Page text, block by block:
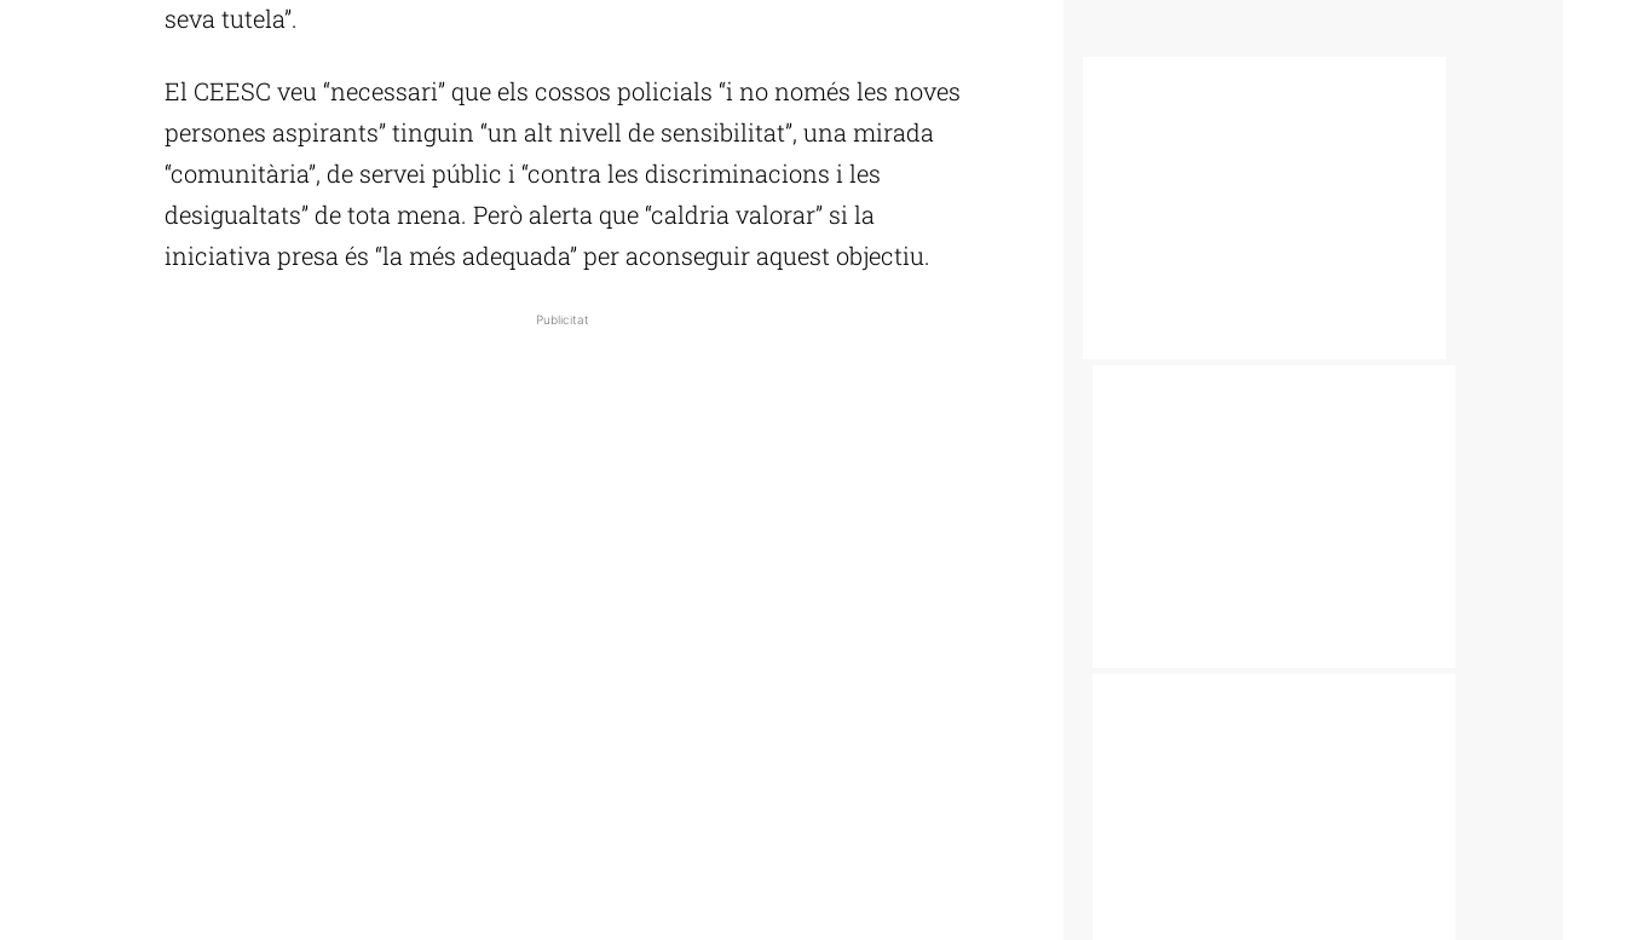
seva tutela”.
El CEESC veu “necessari” que els cossos policials “i no només les noves
persones aspirants” tinguin “un alt nivell de sensibilitat”, una mirada
“comunitària”, de servei públic i “contra les discriminacions i les
desigualtats” de tota mena. Però alerta que “caldria valorar” si la
iniciativa presa és “la més adequada” per aconseguir aquest objectiu.
Publicitat